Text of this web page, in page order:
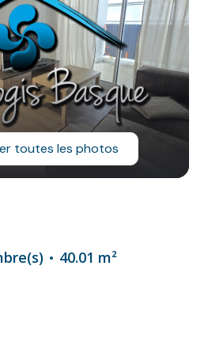
toutes les photos
40.01 m²